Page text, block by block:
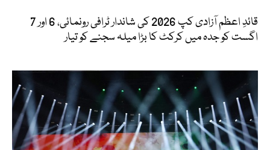
قائدِ اعظم آزادی کپ 2026 کی شاندار ٹرافی رونمائی، 6 اور 7
اگست کو جدہ میں کرکٹ کا بڑا میلہ سجنے کو تیار